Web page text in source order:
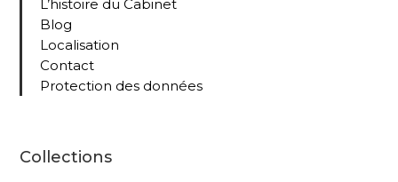
L’histoire du Cabinet
Blog
Localisation
Contact
Protection des données
Collections